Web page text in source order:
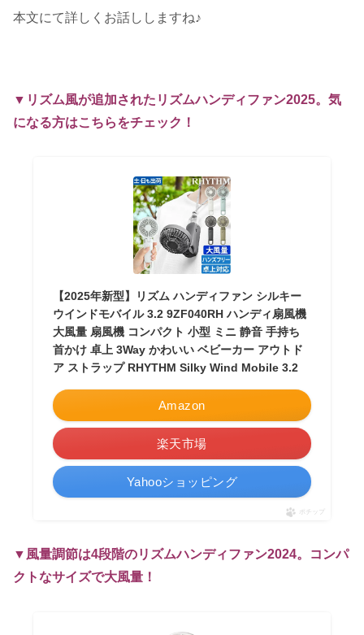
本文にて詳しくお話ししますね♪
▼リズム風が追加されたリズムハンディファン2025。気
になる方はこちらをチェック！
【2025年新型】リズム ハンディファン シルキー
ウインドモバイル 3.2 9ZF040RH ハンディ扇風機
大風量 扇風機 コンパクト 小型 ミニ 静音 手持ち
首かけ 卓上 3Way かわいい ベビーカー アウトド
ア ストラップ RHYTHM Silky Wind Mobile 3.2
Amazon
楽天市場
Yahooショッピング
ポチップ
▼風量調節は4段階のリズムハンディファン2024。コンパ
クトなサイズで大風量！